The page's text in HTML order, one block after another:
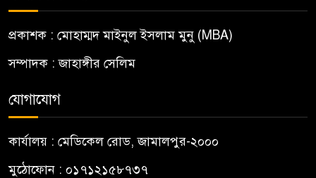
প্রকাশক : মোহাম্মদ মাইনুল ইসলাম মুনু (MBA)
সম্পাদক : জাহাঙ্গীর সেলিম
যোগাযোগ
কার্যালয় : মেডিকেল রোড, জামালপুর-২০০০
মুঠোফোন : ০১৭১২১৫৮৭৩৭